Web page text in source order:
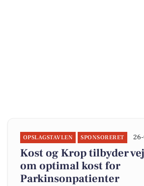
OPSLAGSTAVLEN SPONSORERET
Kost og Krop tilbyder
om optimal kost for
Parkinsonpatienter